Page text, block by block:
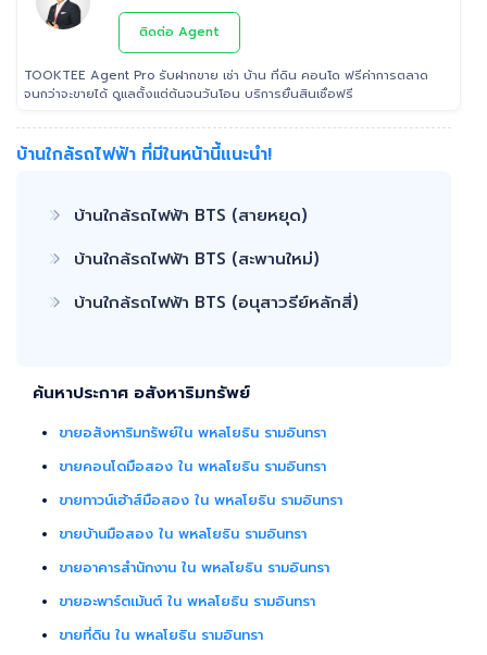
ติดต่อ Agent
TOOKTEE Agent Pro รับฝากขาย เช่า บ้าน ที่ดิน คอนโด ฟรีค่าการตลาด
จนกว่าจะขายได้ ดูแลตั้งแต่ต้นจนวันโอน บริการยื่นสินเชื่อฟรี
บ้านใกล้รถไฟฟ้า ที่มีในหน้านี้แนะนำ!
บ้านใกล้รถไฟฟ้า BTS (สายหยุด)
บ้านใกล้รถไฟฟ้า BTS (สะพานใหม่)
บ้านใกล้รถไฟฟ้า BTS (อนุสาวรีย์หลักสี่)
ค้นหาประกาศ อสังหาริมทรัพย์
ขายอสังหาริมทรัพย์ใน พหลโยธิน รามอินทรา
ขายคอนโดมือสอง ใน พหลโยธิน รามอินทรา
ขายทาวน์เฮ้าส์มือสอง ใน พหลโยธิน รามอินทรา
ขายบ้านมือสอง ใน พหลโยธิน รามอินทรา
ขายอาคารสำนักงาน ใน พหลโยธิน รามอินทรา
ขายอะพาร์ตเม้นต์ ใน พหลโยธิน รามอินทรา
ขายที่ดิน ใน พหลโยธิน รามอินทรา